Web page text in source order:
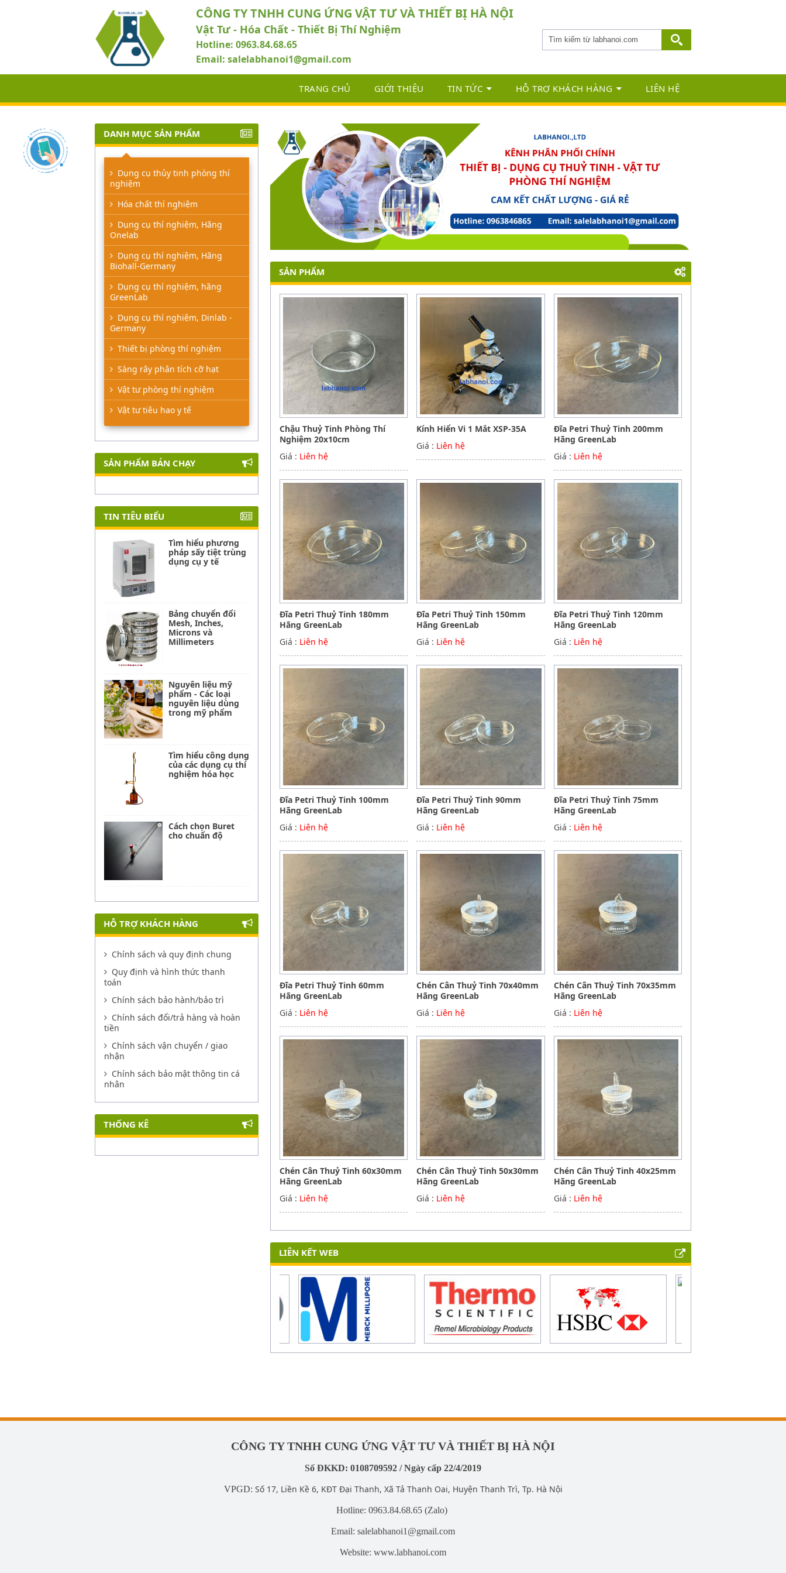
CÔNG TY TNHH CUNG ỨNG VẬT TƯ VÀ THIẾT BỊ HÀ NỘI
Vật Tư - Hóa Chất - Thiết Bị Thí Nghiệm
Hotline: 0963.84.68.65
Email: salelabhanoi1@gmail.com
TRANG CHỦ GIỚI THIỆU TIN TỨC HỖ TRỢ KHÁCH HÀNG LIÊN HỆ
SẢN PHẨM
Chậu Thuỷ Tinh Phòng Thí
Nghiệm 20x10cm
Giá : Liên hệ
Kính Hiển Vi 1 Mắt XSP-35A
Giá : Liên hệ
Đĩa Petri Thuỷ Tinh 200mm
Hãng GreenLab
Giá : Liên hệ
Đĩa Petri Thuỷ Tinh 180mm
Hãng GreenLab
Giá : Liên hệ
Đĩa Petri Thuỷ Tinh 150mm
Hãng GreenLab
Giá : Liên hệ
Đĩa Petri Thuỷ Tinh 120mm
Hãng GreenLab
Giá : Liên hệ
Đĩa Petri Thuỷ Tinh 100mm
Hãng GreenLab
Giá : Liên hệ
Đĩa Petri Thuỷ Tinh 90mm
Hãng GreenLab
Giá : Liên hệ
Đĩa Petri Thuỷ Tinh 75mm
Hãng GreenLab
Giá : Liên hệ
Đĩa Petri Thuỷ Tinh 60mm
Hãng GreenLab
Giá : Liên hệ
Chén Cân Thuỷ Tinh 70x40mm
Hãng GreenLab
Giá : Liên hệ
Chén Cân Thuỷ Tinh 70x35mm
Hãng GreenLab
Giá : Liên hệ
Chén Cân Thuỷ Tinh 60x30mm
Hãng GreenLab
Giá : Liên hệ
Chén Cân Thuỷ Tinh 50x30mm
Hãng GreenLab
Giá : Liên hệ
Chén Cân Thuỷ Tinh 40x25mm
Hãng GreenLab
Giá : Liên hệ
LIÊN KẾT WEB
DANH MỤC SẢN PHẨM
Dụng cụ thủy tinh phòng thí
nghiệm
Hóa chất thí nghiệm
Dụng cụ thí nghiệm, Hãng
Onelab
Dụng cụ thí nghiệm, Hãng
Biohall-Germany
Dụng cụ thí nghiệm, hãng
GreenLab
Dụng cụ thí nghiệm, Dinlab -
Germany
Thiết bị phòng thí nghiệm
Sàng rây phân tích cỡ hạt
Vật tư phòng thí nghiệm
Vật tư tiêu hao y tế
SẢN PHẨM BÁN CHẠY
TIN TIÊU BIỂU
Tìm hiểu phương
pháp sấy tiệt trùng
dụng cụ y tế
Bảng chuyển đổi
Mesh, Inches,
Microns và
Millimeters
Nguyên liệu mỹ
phẩm - Các loại
nguyên liệu dùng
trong mỹ phẩm
Tìm hiểu công dụng
của các dụng cụ thí
nghiệm hóa học
Cách chọn Buret
cho chuẩn độ
HỖ TRỢ KHÁCH HÀNG
Chính sách và quy định chung
Quy định và hình thức thanh
toán
Chính sách bảo hành/bảo trì
Chính sách đổi/trả hàng và hoàn
tiền
Chính sách vận chuyển / giao
nhận
Chính sách bảo mật thông tin cá
nhân
THỐNG KÊ
CÔNG TY TNHH CUNG ỨNG VẬT TƯ VÀ THIẾT BỊ HÀ NỘI
Số ĐKKD: 0108709592 / Ngày cấp 22/4/2019
VPGD: Số 17, Liền Kề 6, KĐT Đại Thanh, Xã Tả Thanh Oai, Huyện Thanh Trì, Tp. Hà Nội
Hotline: 0963.84.68.65 (Zalo)
Email: salelabhanoi1@gmail.com
Website: www.labhanoi.com